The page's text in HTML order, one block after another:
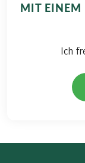
MIT EINEM
Ich